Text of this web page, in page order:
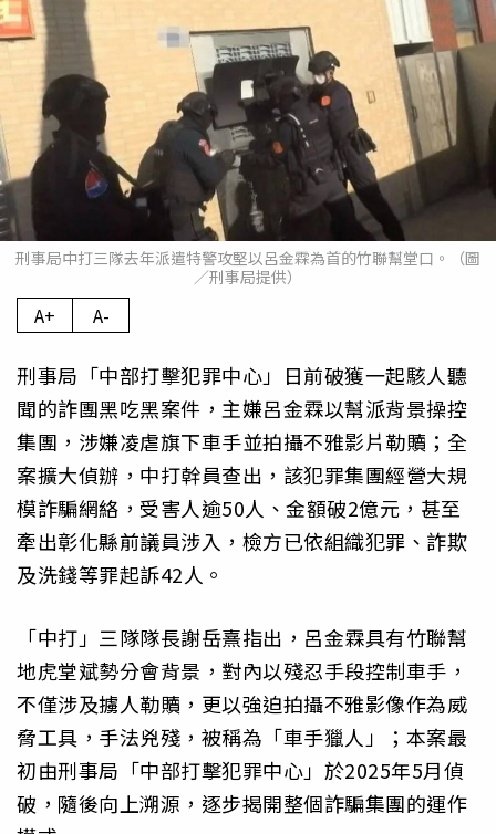
刑事局中打三隊去年派遣特警攻堅以呂金霖為首的竹聯幫堂口。（圖
／刑事局提供）
A+ A-
刑事局「中部打擊犯罪中心」日前破獲一起駭人聽
聞的詐團黑吃黑案件，主嫌呂金霖以幫派背景操控
集團，涉嫌凌虐旗下車手並拍攝不雅影片勒贖；全
案擴大偵辦，中打幹員查出，該犯罪集團經營大規
模詐騙網絡，受害人逾50人、金額破2億元，甚至
牽出彰化縣前議員涉入，檢方已依組織犯罪、詐欺
及洗錢等罪起訴42人。
「中打」三隊隊長謝岳熹指出，呂金霖具有竹聯幫
地虎堂斌勢分會背景，對內以殘忍手段控制車手，
不僅涉及擄人勒贖，更以強迫拍攝不雅影像作為威
脅工具，手法兇殘，被稱為「車手獵人」；本案最
初由刑事局「中部打擊犯罪中心」於2025年5月偵
破，隨後向上溯源，逐步揭開整個詐騙集團的運作